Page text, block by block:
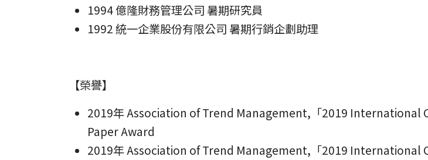
1994 億隆財務管理公司 暑期研究員
1992 統一企業股份有限公司 暑期行銷企劃助理
【榮譽】
2019年 Association of Trend Management,「2019
Paper Award
2019年 Association of Trend Management,「2019